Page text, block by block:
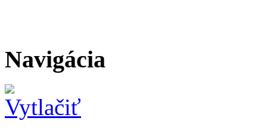
Navigácia